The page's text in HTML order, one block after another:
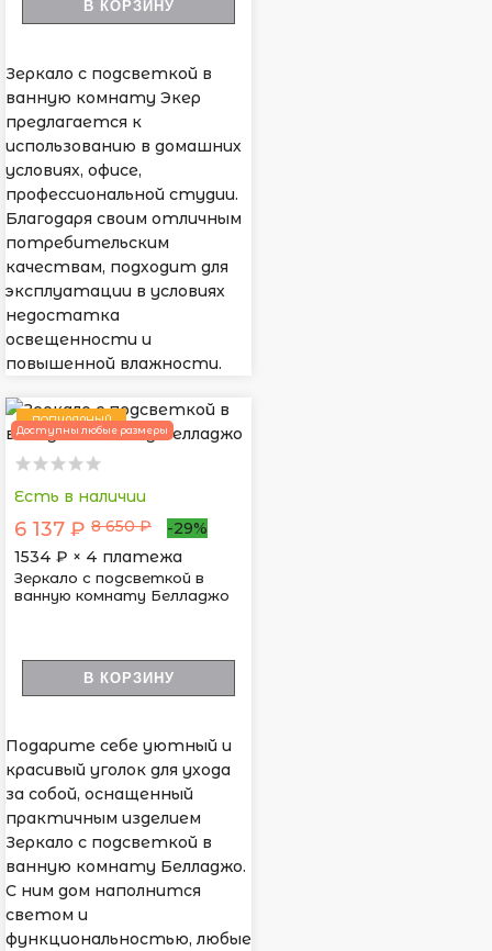
В КОРЗИНУ
Зеркало с подсветкой в
ванную комнату Экер
предлагается к
использованию в домашних
условиях, офисе,
профессиональной студии.
Благодаря своим отличным
потребительским
качествам, подходит для
эксплуатации в условиях
недостатка
освещенности и
повышенной влажности.
ПОПУЛЯРНЫЙ
Доступны любые размеры
Есть в наличии
6 137 ₽ 8 650 ₽
-29%
1534 ₽ × 4 платежа
Зеркало с подсветкой в
ванную комнату Белладжо
В КОРЗИНУ
Подарите себе уютный и
красивый уголок для ухода
за собой, оснащенный
практичным изделием
Зеркало с подсветкой в
ванную комнату Белладжо.
С ним дом наполнится
светом и
функциональностью, любые